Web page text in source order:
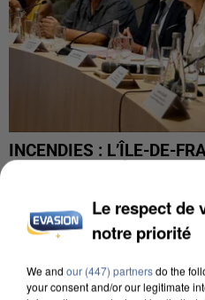
INCENDIES : L’ÎLE-DE-
DE SOLIDARITÉ AVEC
Le respect de
notre priorité
We and our (447) partnersdo the
your consent and/or our legitimate